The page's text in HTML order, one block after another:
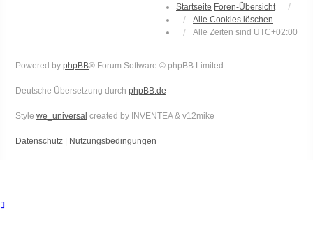
Startseite Foren-Übersicht
Alle Cookies löschen
Alle Zeiten sind UTC+02:00
Powered by phpBB® Forum Software © phpBB Limited
Deutsche Übersetzung durch phpBB.de
Style we_universal created by INVENTEA & v12mike
Datenschutz Nutzungsbedingungen